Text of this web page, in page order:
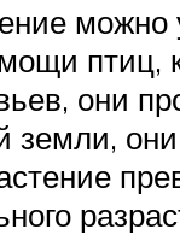
птиц,
они
земли,